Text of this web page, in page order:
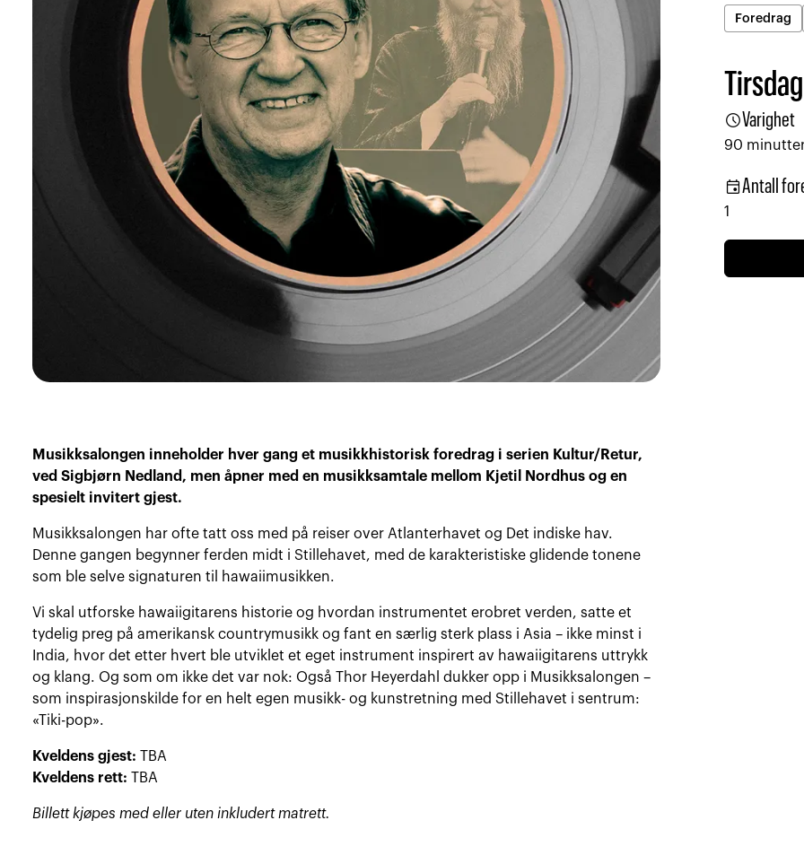
Foredrag
scheduleVarighet
90
eventAntall
1
Musikksalongen inneholder hver gang et musikkhistorisk foredrag i serien Kultur/Retur,
ved Sigbjørn Nedland, men åpner med en musikksamtale mellom Kjetil Nordhus og en
spesielt invitert gjest.
Musikksalongen har ofte tatt oss med på reiser over Atlanterhavet og Det indiske hav.
Denne gangen begynner ferden midt i Stillehavet, med de karakteristiske glidende tonene
som ble selve signaturen til hawaiimusikken.
Vi skal utforske hawaiigitarens historie og hvordan instrumentet erobret verden, satte et
tydelig preg på amerikansk countrymusikk og fant en særlig sterk plass i Asia – ikke minst i
India, hvor det etter hvert ble utviklet et eget instrument inspirert av hawaiigitarens uttrykk
og klang. Og som om ikke det var nok: Også Thor Heyerdahl dukker opp i Musikksalongen –
som inspirasjonskilde for en helt egen musikk- og kunstretning med Stillehavet i sentrum:
«Tiki-pop».
Kveldens gjest: TBA
Kveldens rett: TBA
Billett kjøpes med eller uten inkludert matrett.